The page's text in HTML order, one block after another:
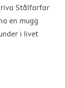
Stålfarfar
en mugg
i livet